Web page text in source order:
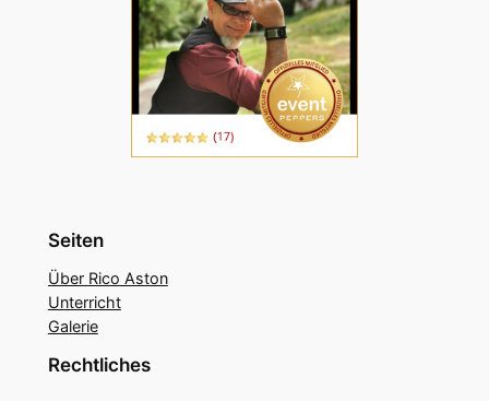
Seiten
Über Rico Aston
Unterricht
Galerie
Rechtliches